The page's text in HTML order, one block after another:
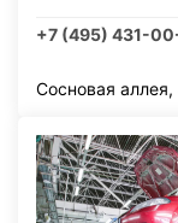
+7 (495) 431-
Сосновая аллея,